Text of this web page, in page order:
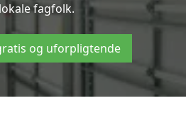
fagfolk.
og uforpligtende